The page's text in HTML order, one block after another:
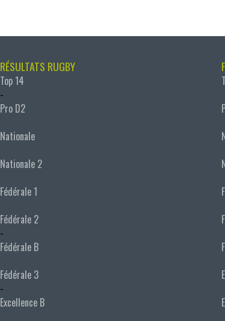
RÉSULTATS RUGBY
Top 14
-
Pro D2
Nationale
Nationale 2
Fédérale 1
Fédérale 2
-
Fédérale B
Fédérale 3
-
Excellence B